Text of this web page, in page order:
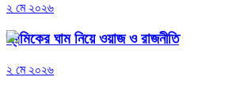
২ মে ২০২৬
শ্রমিকের ঘাম নিয়ে ওয়াজ ও রাজনীতি
২ মে ২০২৬